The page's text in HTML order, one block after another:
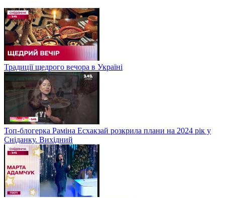
Традиції щедрого вечора в Україні
Топ-блогерка Раміна Есхакзай розкрила плани на 2024 рік у
Сніданку. Вихідний